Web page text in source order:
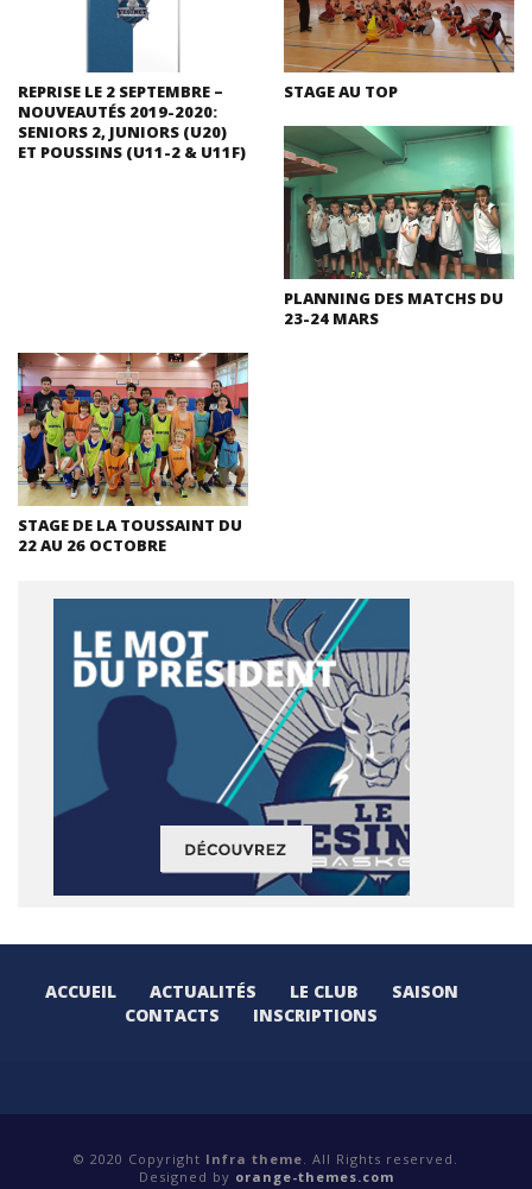
REPRISE LE 2 SEPTEMBRE –
NOUVEAUTÉS 2019-2020:
SENIORS 2, JUNIORS (U20)
ET POUSSINS (U11-2 & U11F)
STAGE AU TOP
PLANNING DES MATCHS DU
23-24 MARS
STAGE DE LA TOUSSAINT DU
22 AU 26 OCTOBRE
ACCUEIL ACTUALITÉS LE CLUB
SAISON
CONTACTS
INSCRIPTIONS
© 2020 Copyright Infra theme. All Rights reserved.
Designed by orange-themes.com